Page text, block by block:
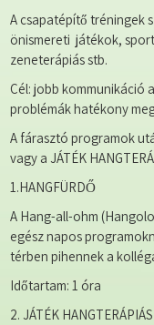
A csapatépítő tréningek
önismereti játékok,
zeneterápiás stb.
Cél: jobb kommunikáció
problémák hatékony
A fárasztó programok
vagy a JÁTÉK
1.HANGFÜRDŐ
A Hang-all-ohm
egész napos
térben pihennek a
Időtartam: 1 óra
2. JÁTÉK